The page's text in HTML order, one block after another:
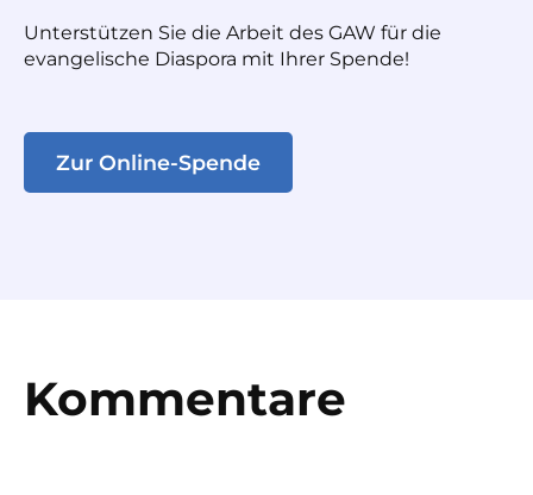
Unterstützen Sie die Arbeit des GAW für die
evangelische Diaspora mit Ihrer Spende!
Zur Online-Spende
Kommentare